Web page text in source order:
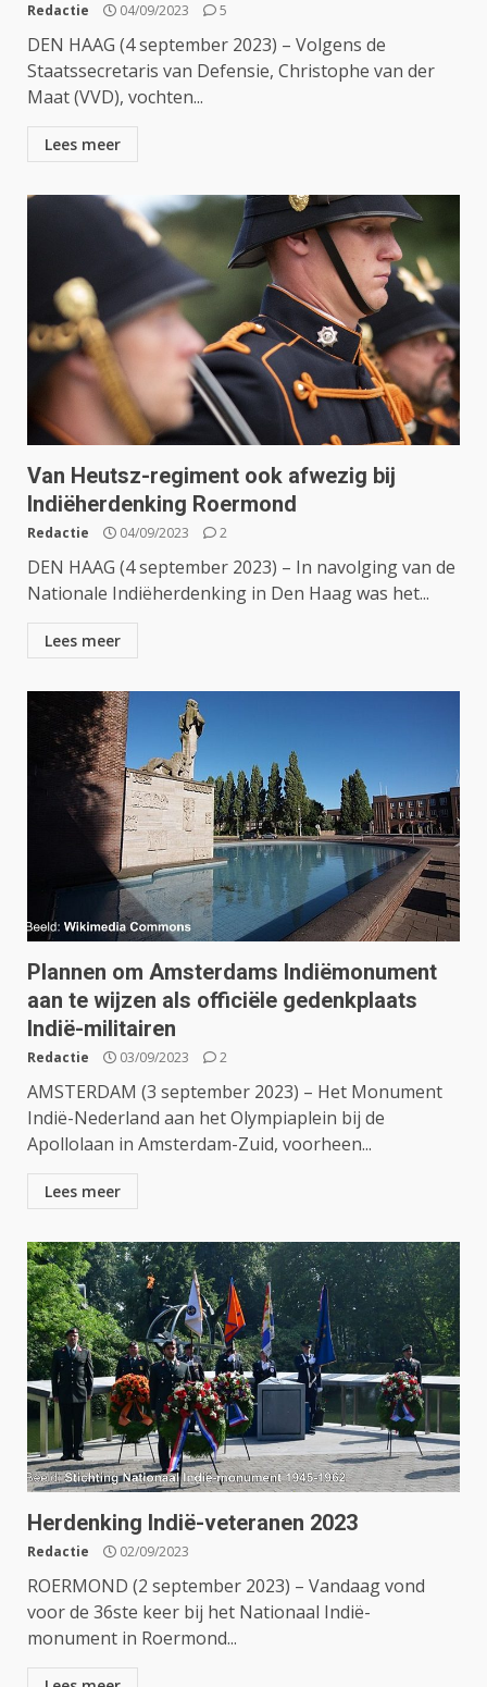
Redactie 04/09/2023 5
DEN HAAG (4 september 2023) – Volgens de
Staatssecretaris van Defensie, Christophe van der
Maat (VVD), vochten...
Lees meer
Van Heutsz-regiment ook afwezig bij
Indiëherdenking Roermond
Redactie 04/09/2023 2
DEN HAAG (4 september 2023) – In navolging van de
Nationale Indiëherdenking in Den Haag was het...
Lees meer
Plannen om Amsterdams Indiëmonument
aan te wijzen als officiële gedenkplaats
Indië-militairen
Redactie 03/09/2023 2
AMSTERDAM (3 september 2023) – Het Monument
Indië-Nederland aan het Olympiaplein bij de
Apollolaan in Amsterdam-Zuid, voorheen...
Lees meer
Herdenking Indië-veteranen 2023
Redactie 02/09/2023
ROERMOND (2 september 2023) – Vandaag vond
voor de 36ste keer bij het Nationaal Indië-
monument in Roermond...